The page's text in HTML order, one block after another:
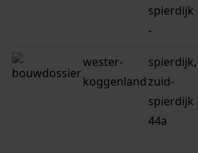
spierdijk
-
wester-
koggenland
spierdijk,
zuid-
spierdijk
44a